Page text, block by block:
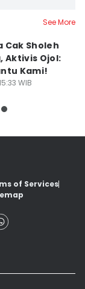
See More
Cak Sholeh
Aktivis Ojol:
Kami!
WIB
of Services